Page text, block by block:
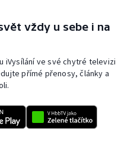
vždy u sebe i na
iVysílání ve své chytré televizi
přímé přenosy, články a